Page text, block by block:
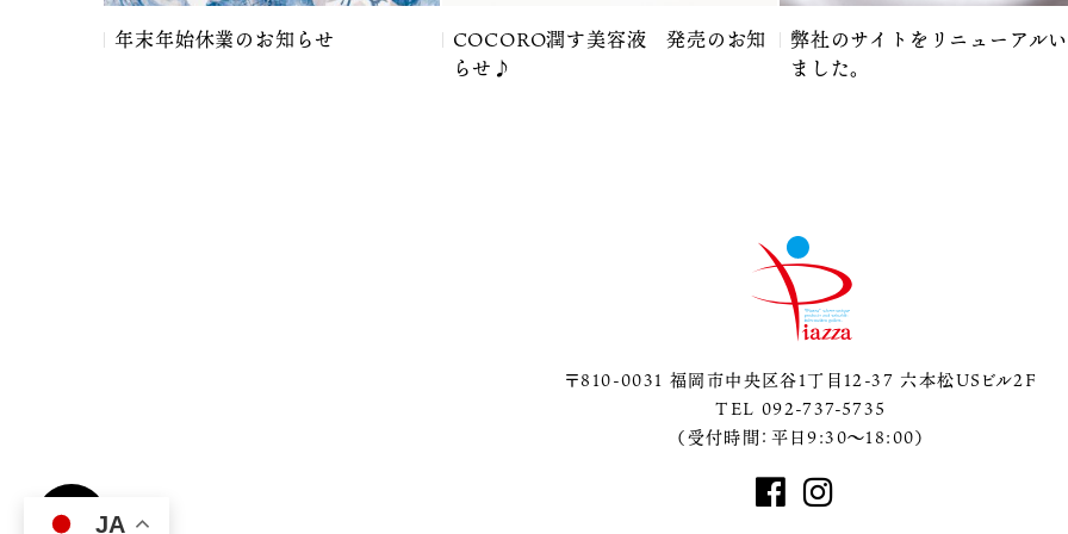
年末年始休業のお知らせ
COCORO潤す美容液 発売のお知
らせ♪
弊社のサイトをリニューアル
ました。
〒810-0031 福岡市中央区谷1丁目12-37 六本松USビル2F
TEL 092-737-5735
（受付時間：平日9:30～18:00）
JA